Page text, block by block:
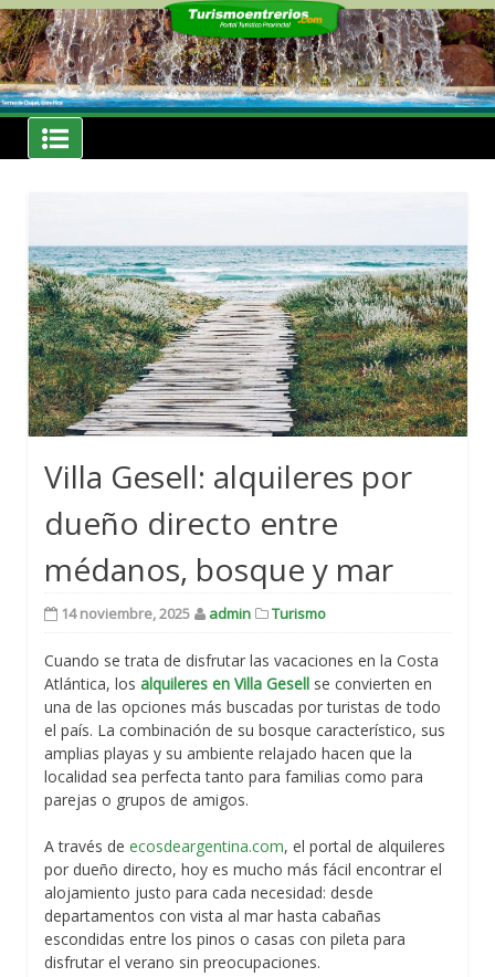
Skip
to
content
Noticias
Turismoentrerios.com
Villa Gesell: alquileres por
dueño directo entre
médanos, bosque y mar
14 noviembre, 2025 admin Turismo
Cuando se trata de disfrutar las vacaciones en la Costa
Atlántica, los alquileres en Villa Gesell se convierten en
una de las opciones más buscadas por turistas de todo
el país. La combinación de su bosque característico, sus
amplias playas y su ambiente relajado hacen que la
localidad sea perfecta tanto para familias como para
parejas o grupos de amigos.
A través de ecosdeargentina.com, el portal de alquileres
por dueño directo, hoy es mucho más fácil encontrar el
alojamiento justo para cada necesidad: desde
departamentos con vista al mar hasta cabañas
escondidas entre los pinos o casas con pileta para
disfrutar el verano sin preocupaciones.